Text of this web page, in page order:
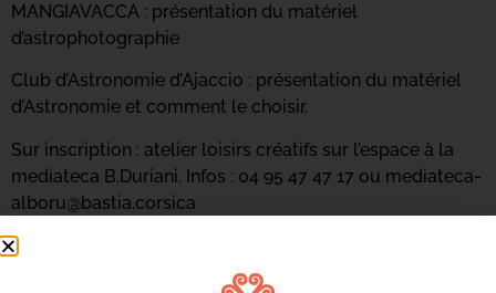
MANGIAVACCA : présentation du matériel
d’astrophotographie
Club d’Astronomie d’Ajaccio : présentation du matériel
d’Astronomie et comment le choisir.
Sur inscription : atelier loisirs créatifs sur l’espace à la
mediateca B.Duriani. Infos : 04 95 47 47 17 ou mediateca-
alboru@bastia.corsica
De 10h30 à 11h30 |
ACCÈS LIBRE SUR LE RÉSEAU FRIPON-VIGIE CIEL AVEC